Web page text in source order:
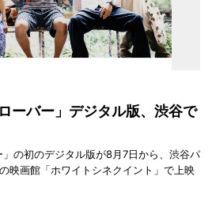
ーバー」デジタル版、渋谷で
の初のデジタル版が8月7日から、渋谷パ
映画館「ホワイトシネクイント」で上映